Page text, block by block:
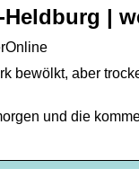
|
bewölkt, aber
und die